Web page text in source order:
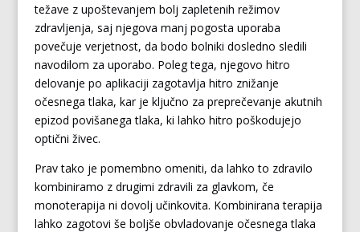
težave z upoštevanjem bolj zapletenih režimov
zdravljenja, saj njegova manj pogosta uporaba
povečuje verjetnost, da bodo bolniki dosledno sledili
navodilom za uporabo. Poleg tega, njegovo hitro
delovanje po aplikaciji zagotavlja hitro znižanje
očesnega tlaka, kar je ključno za preprečevanje akutnih
epizod povišanega tlaka, ki lahko hitro poškodujejo
optični živec.
Prav tako je pomembno omeniti, da lahko to zdravilo
kombiniramo z drugimi zdravili za glavkom, če
monoterapija ni dovolj učinkovita. Kombinirana terapija
lahko zagotovi še boljše obvladovanje očesnega tlaka